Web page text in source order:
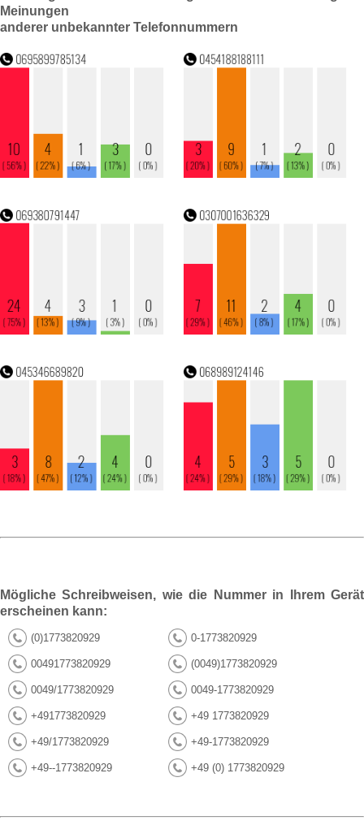
Meinungen
anderer unbekannter Telefonnummern
Mögliche Schreibweisen, wie die Nummer in Ihrem Gerät
erscheinen kann:
(0)1773820929 0-1773820929
00491773820929 (0049)1773820929
0049/1773820929 0049-1773820929
+491773820929 +49 1773820929
+49/1773820929 +49-1773820929
+49--1773820929 +49 (0) 1773820929